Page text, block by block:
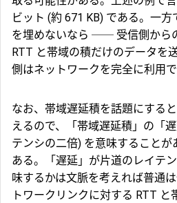
ビット (約 671 KB) である。一
を埋めないなら ── 受信側から
RTT と帯域の積だけのデータ
側はネットワークを完全に利用で
なお、帯域遅延積を話題にする
えるので、「帯域遅延積」の「
テンシの二倍) を意味すること
ある。「遅延」が片道のレイテ
味するかは文脈を考えれば普通
トワークリンクに対する RTT と